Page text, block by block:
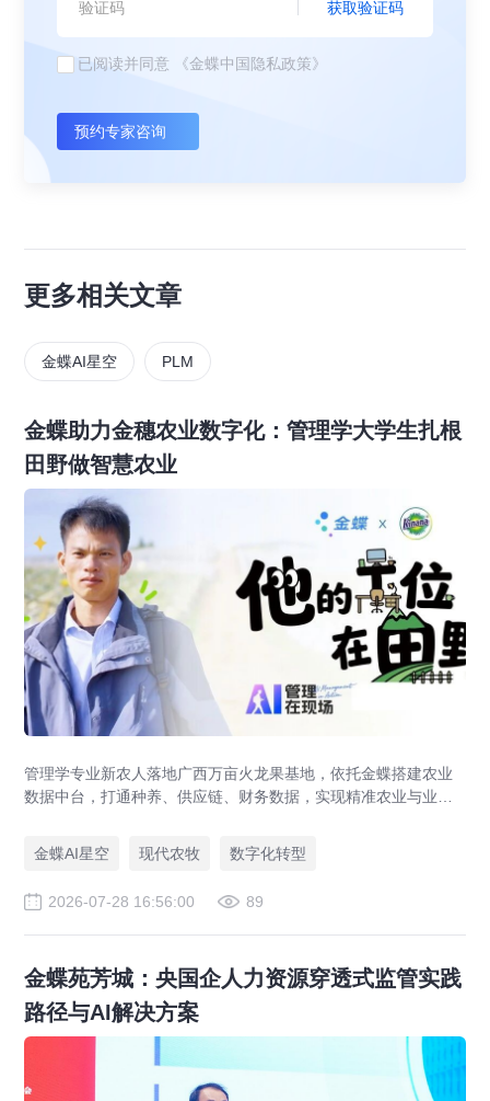
获取验证码
已阅读并同意 《金蝶中国隐私政策》
预约专家咨询
更多相关文章
金蝶AI星空 PLM
金蝶助力金穗农业数字化：管理学大学生扎根
田野做智慧农业
管理学专业新农人落地广西万亩火龙果基地，依托金蝶搭建农业
数据中台，打通种养、供应链、财务数据，实现精准农业与业财
金蝶AI星空
现代农牧 数字化转型
2026-07-28 16:56:00 89
金蝶苑芳城：央国企人力资源穿透式监管实践
路径与AI解决方案